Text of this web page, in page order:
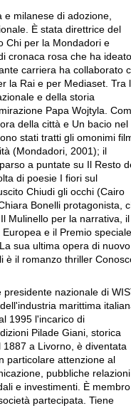
e milanese di adozione,
È stata direttrice del
Chi per la Mondadori e
cronaca rosa che ha ideato
carriera ha collaborato
la Rai e per Mediaset. Tra
e della storia
Papa Wojtyla.
della città e Un bacio nel
stati tratti gli omonimi
(Mondadori, 2001); il
a puntate su Il Resto
di poesie I fiori sul
Chiudi gli occhi (Cairo
Bonelli protagonista,
Mulinello per la narrativa, il
e il Premio speciale
sua ultima opera di nuovo
è il romanzo thriller
presidente nazionale di
marittima
1995 l'incarico di
Pilade Giani, storica
a Livorno, è diventata
particolare attenzione al
pubbliche
e investimenti. È membro
partecipata. Tiene